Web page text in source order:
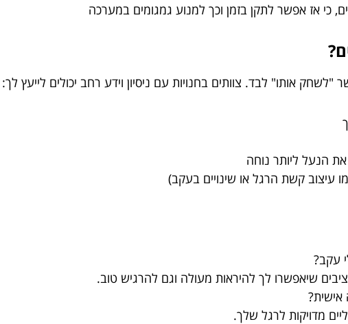
כי אז אפשר לתקן בזמן וכך למנוע גמגומים במערכה
אותו" לבד. צוותים בחנויות עם ניסיון וידע רחב יכולים לייעץ לך:
הנעל ליותר נוחה
עיצוב קשת הרגל או שינויים בעקב)
עקב?
שיאפשרו לך להיראות מעולה וגם להרגיש טוב.
מדויקות לרגל שלך.